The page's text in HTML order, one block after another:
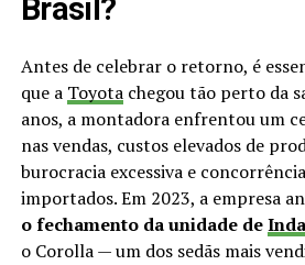
Brasil?
Antes de celebrar o retorno, é
que a Toyotachegou tão perto da
anos, a montadora enfrentou um
nas vendas, custos elevados de
burocracia excessiva e
importados. Em 2023, a empresa
o fechamento da unidade de
o Corolla — um dos sedãs mais